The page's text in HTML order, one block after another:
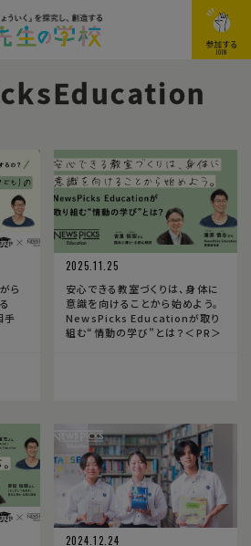
参加する
JOIN
ら
手
2025.11.25
安心できる教室づくりは、身体に
意識を向けることから始めよう。
NewsPicks Educationが取り
組む“情動の学び”とは？＜PR＞
2024.12.24